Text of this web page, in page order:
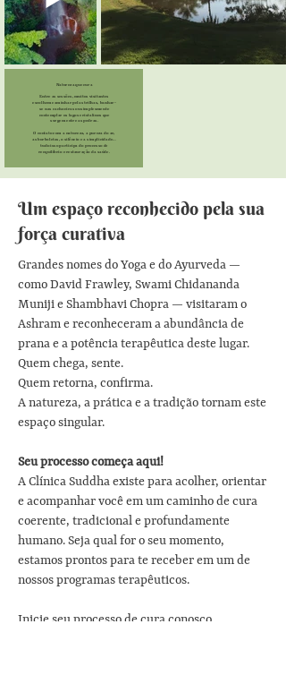
Natureza que cura
Entre as sessões, muitos visitantes
escolhem caminhar pelas trilhas, banhar-
se nas cachoeiras ou simplesmente
contemplar os lagos cristalinos que
surgem entre as pedras.
O contato com a natureza, a pureza do ar,
as borboletas, o silêncio e a simplicidade…
tudo isso participa do processo de
reequilíbrio e restauração da saúde.
Um espaço reconhecido pela sua
força curativa
Grandes nomes do Yoga e do Ayurveda —
como David Frawley, Swami Chidananda
Muniji e Shambhavi Chopra — visitaram o
Ashram e reconheceram a abundância de
prana e a potência terapêutica deste lugar.
Quem chega, sente.
Quem retorna, confirma.
A natureza, a prática e a tradição tornam este
espaço singular.
Seu processo começa aqui!
A Clínica Suddha existe para acolher, orientar
e acompanhar você em um caminho de cura
coerente, tradicional e profundamente
humano. Seja qual for o seu momento,
estamos prontos para te receber em um de
nossos programas terapêuticos.
Inicie seu processo de cura conosco